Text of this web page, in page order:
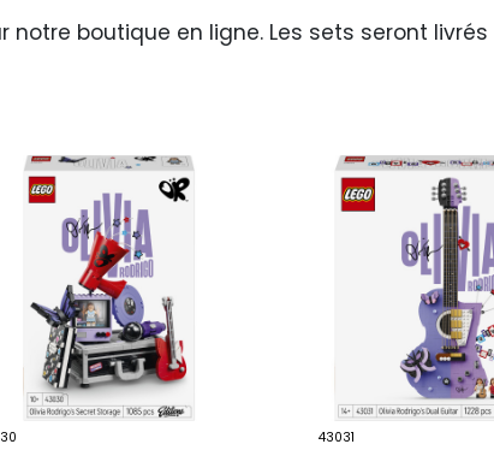
boutique en ligne. Les sets seront livrés
43031